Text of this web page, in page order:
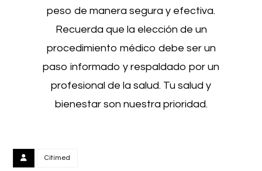
peso de manera segura y efectiva.
Recuerda que la elección de un
procedimiento médico debe ser un
paso informado y respaldado por un
profesional de la salud. Tu salud y
bienestar son nuestra prioridad.
Citimed